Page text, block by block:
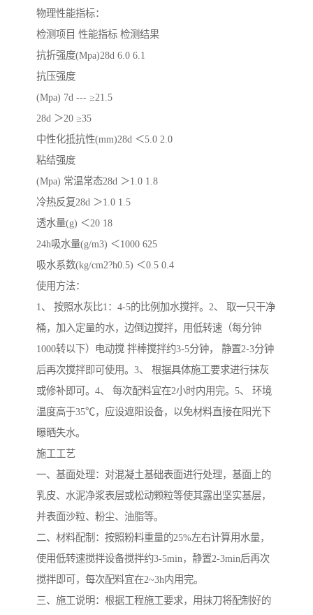
物理性能指标：
检测项目 性能指标 检测结果
抗折强度(Mpa)28d 6.0 6.1
抗压强度
(Mpa) 7d --- ≥21.5
28d ＞20 ≥35
中性化抵抗性(mm)28d ＜5.0 2.0
粘结强度
(Mpa) 常温常态28d ＞1.0 1.8
冷热反复28d ＞1.0 1.5
透水量(g) ＜20 18
24h吸水量(g/m3) ＜1000 625
吸水系数(kg/cm2?h0.5) ＜0.5 0.4
使用方法：
1、 按照水灰比1：4-5的比例加水搅拌。2、 取一只干净
桶，加入定量的水，边倒边搅拌，用低转速（每分钟
1000转以下）电动搅 拌棒搅拌约3-5分钟， 静置2-3分钟
后再次搅拌即可使用。3、 根据具体施工要求进行抹灰
或修补即可。4、 每次配料宜在2小时内用完。5、 环境
温度高于35℃，应设遮阳设备，以免材料直接在阳光下
曝晒失水。
施工工艺
一、基面处理：对混凝土基础表面进行处理，基面上的
乳皮、水泥净浆表层或松动颗粒等使其露出坚实基层，
并表面沙粒、粉尘、油脂等。
二、材料配制：按照粉料重量的25%左右计算用水量，
使用低转速搅拌设备搅拌约3-5min，静置2-3min后再次
搅拌即可，每次配料宜在2~3h内用完。
三、施工说明：根据工程施工要求，用抹刀将配制好的